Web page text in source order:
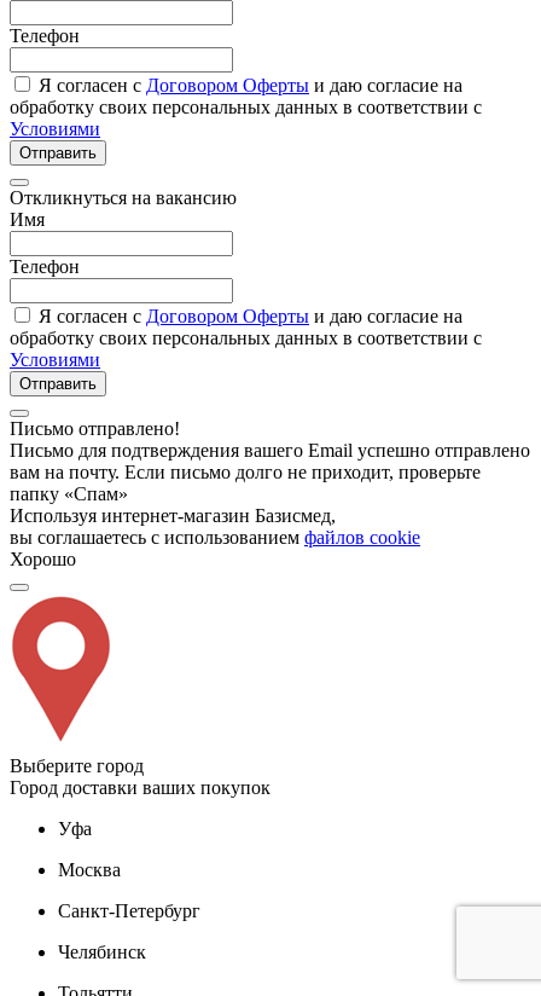
Телефон
Я согласен с Договором Оферты и даю согласие на
обработку своих персональных данных в соответствии с
Условиями
Отправить
Откликнуться на вакансию
Имя
Телефон
Я согласен с Договором Оферты и даю согласие на
обработку своих персональных данных в соответствии с
Условиями
Отправить
Письмо отправлено!
Письмо для подтверждения вашего Email успешно отправлено
вам на почту. Если письмо долго не приходит, проверьте
папку «Спам»
Используя интернет-магазин Базисмед,
вы соглашаетесь с использованием файлов cookie
Хорошо
Выберите город
Город доставки ваших покупок
Уфа
Москва
Санкт-Петербург
Челябинск